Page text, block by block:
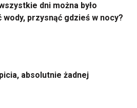
dni można było
wody, przysnąć gdzieś w nocy?
absolutnie żadnej